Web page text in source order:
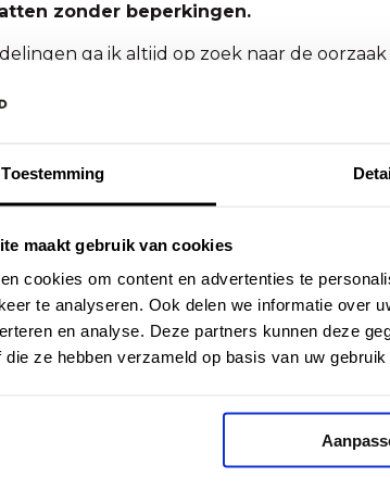
Toestemming
maakt gebruik van cookies
cookies om content en advertenties te
te analyseren. Ook delen we informatie over
en analyse. Deze partners kunnen deze
die ze hebben verzameld op basis van uw
zonder beperkingen.
ga ik altijd op zoek naar de
werken aan duurzaam herstel.
om optimaal resultaat te behalen en
worden door
via onderstaande praktijk(en):